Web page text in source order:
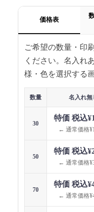
価格表
ご希望の数量・印
ください。名入れ
様・色を選択する
数量 名入れ無
30
特価 税込
← 通常価格
50
特価 税込
← 通常価格
70
特価 税込
← 通常価格